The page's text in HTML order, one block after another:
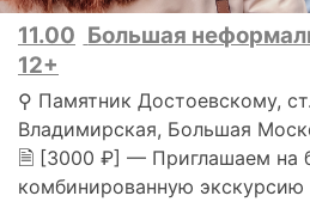
11.00 Большая
12+
⚲ Памятник Достоевскому,
Владимирская, Большая
🗎 [3000 ₽] — Приглашаем на
комбинированную